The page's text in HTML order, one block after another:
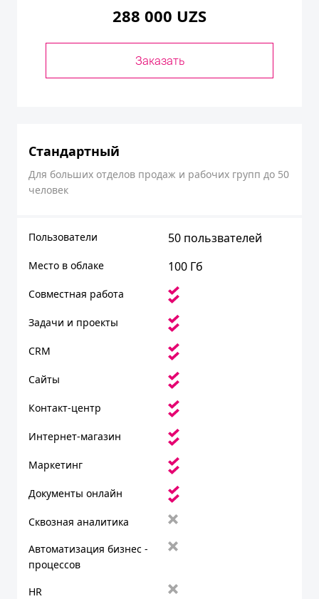
288 000 UZS
Заказать
Стандартный
Для больших отделов продаж и рабочих групп до 50
человек
Пользователи 50 пользвателей
Место в облаке 100 Гб
Совместная работа
Задачи и проекты
CRM
Сайты
Контакт-центр
Интернет-магазин
Маркетинг
Документы онлайн
Сквозная аналитика
Автоматизация бизнес -
процессов
HR